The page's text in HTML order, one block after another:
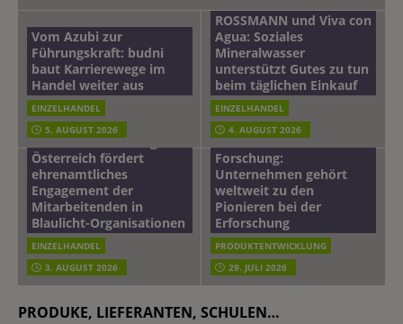
Vom Azubi zur
Führungskraft: budni
baut Karrierewege im
Handel weiter aus
EINZELHANDEL
5. AUGUST 2026
ROSSMANN und Viva con
Agua: Soziales
Mineralwasser
unterstützt Gutes zu tun
beim täglichen Einkauf
EINZELHANDEL
4. AUGUST 2026
mehr vom leben tag: dm
Österreich fördert
ehrenamtliches
Engagement der
Mitarbeitenden in
Blaulicht-Organisationen
EINZELHANDEL
3. AUGUST 2026
Beiersdorf
Hautmikrobiom-
Forschung:
Unternehmen gehört
weltweit zu den
Pionieren bei der
Erforschung
PRODUKTENTWICKLUNG
29. JULI 2026
PRODUKE, LIEFERANTEN, SCHULEN…